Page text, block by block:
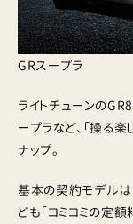
GRスープラ
ライトチューンの
ープラなど、「操る
ナップ。
基本の契約モデルは
ども「コミコミの定額